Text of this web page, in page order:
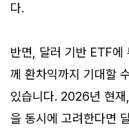
다.
반면, 달러 기반 ETF에
께 환차익까지 기대할
있습니다. 2026년 현
을 동시에 고려한다면